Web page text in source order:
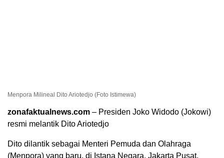
Menpora Milineal Dito Ariotedjo (Foto Istimewa)
zonafaktualnews.com – Presiden Joko Widodo (Jokowi)
resmi melantik Dito Ariotedjo
Dito dilantik sebagai Menteri Pemuda dan Olahraga
(Menpora) yang baru, di Istana Negara, Jakarta Pusat,